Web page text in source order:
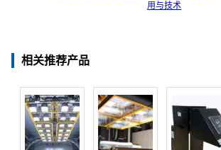
用与技术
相关推荐产品